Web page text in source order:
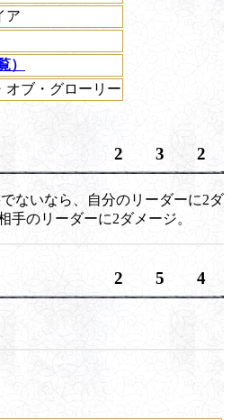
ア
）
オブ・グローリー
2 3 2
ないなら、自分のリーダーに2ダ
手のリーダーに2ダメージ。
2 5 4